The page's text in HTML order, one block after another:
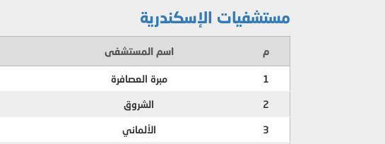
مستشفيات الإسكندرية
م اسم المستشفى
1 مبرة العصافرة
2 الشروق
3 الألماني